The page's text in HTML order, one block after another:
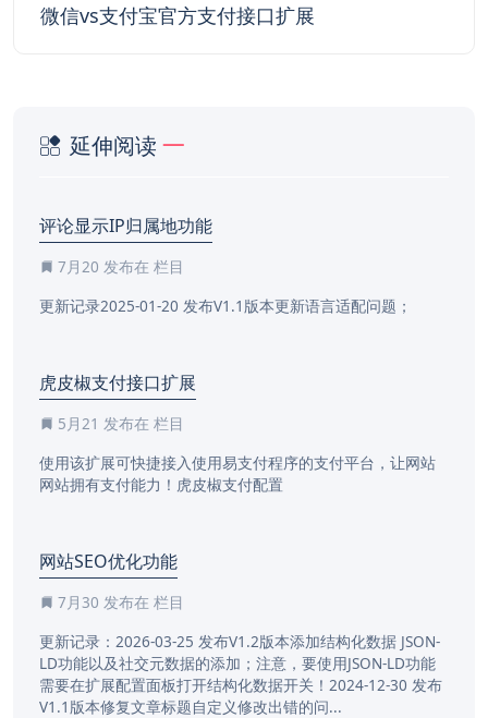
微信vs支付宝官方支付接口扩展
延伸阅读
评论显示IP归属地功能
7月20 发布在 栏目
更新记录2025-01-20 发布V1.1版本更新语言适配问题；
虎皮椒支付接口扩展
5月21 发布在 栏目
使用该扩展可快捷接入使用易支付程序的支付平台，让网站
网站拥有支付能力！虎皮椒支付配置
网站SEO优化功能
7月30 发布在 栏目
更新记录：2026-03-25 发布V1.2版本添加结构化数据 JSON-
LD功能以及社交元数据的添加；注意，要使用JSON-LD功能
需要在扩展配置面板打开结构化数据开关！2024-12-30 发布
V1.1版本修复文章标题自定义修改出错的问...